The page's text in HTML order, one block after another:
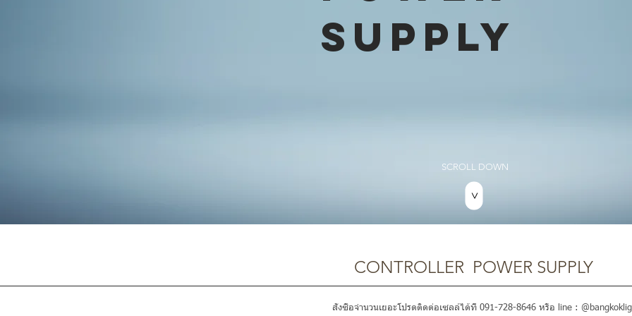
SCROLL DOWN
>
SUPPLY
CONTROLLER POWER SUPPLY
สั่งซื้อจำนวนเยอะโปรดติดต่อเซลล์ได้ที่ 091-728-8646 หรือ line :